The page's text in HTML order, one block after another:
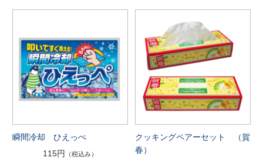
瞬間冷却 ひえっぺ
115円
（税込み）
クッキングペアーセット （賀
春）